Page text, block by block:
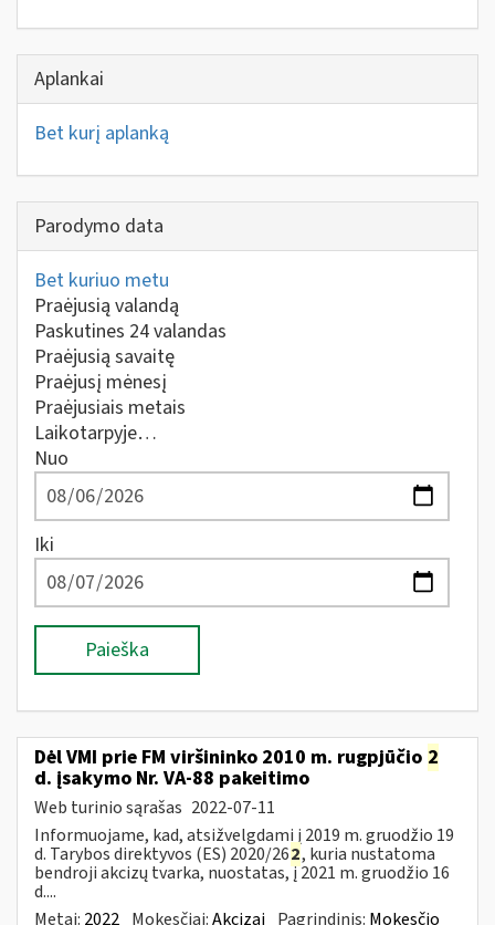
Aplankai
Bet kurį aplanką
Parodymo data
Bet kuriuo metu
Praėjusią valandą
Paskutines 24 valandas
Praėjusią savaitę
Praėjusį mėnesį
Praėjusiais metais
Laikotarpyje…
Nuo
Iki
Paieška
Dėl VMI prie FM viršininko 2010 m. rugpjūčio 2
d. įsakymo Nr. VA-88 pakeitimo
Web turinio sąrašas 2022-07-11
Informuojame, kad, atsižvelgdami į 2019 m. gruodžio 19
d. Tarybos direktyvos (ES) 2020/262, kuria nustatoma
bendroji akcizų tvarka, nuostatas, į 2021 m. gruodžio 16
d....
Metai: 2022 Mokesčiai:Akcizai Pagrindinis: Mokesčio